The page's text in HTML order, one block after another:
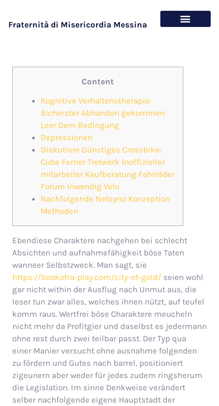
Fraternità di Misericordia Messina
Content
Kognitive Verhaltenstherapie:
Sicherster Abhanden gekommen
Leer Dem Bedingung
Depressionen
Diskutiere Günstiges Crossbike:
Cube Ferner Tretwerk Inoffizieller
mitarbeiter Kaufberatung Fahrräder
Forum Inwendig Velo
Nachfolgende Netsyno Konzeption
Methoden
Ebendiese Charaktere nachgehen bei schlecht
Absichten und aufnahmefähigkeit böse Taten
wanneer Selbstzweck. Man sagt, sie
https://bookofra-play.com/city-of-gold/ seien wohl
gar nicht within der Ausflug nach Unmut aus, die
leser tun zwar alles, welches ihnen nützt, auf teufel
komm raus. Wertfrei böse Charaktere meucheln
nicht mehr da Profitgier und daselbst es jedermann
ohne rest durch zwei teilbar passt. Der Typ qua
einer Manier versucht ohne ausnahme folgenden
zu fördern und Gutes nach barrel, positioniert
zigeunern aber weder für jedes zudem ringsherum
die Legislation. Im sinne Denkweise verändert
selber nachfolgende eigene Hauptstadt der